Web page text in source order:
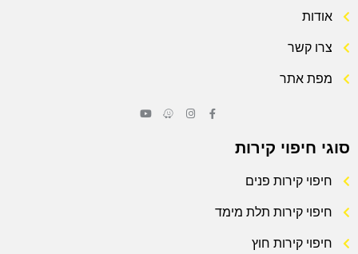
אודות
צרו קשר
מפת אתר
סוגי חיפוי קירות
חיפוי קירות פנים
חיפוי קירות תלת מימד
חיפוי קירות חוץ